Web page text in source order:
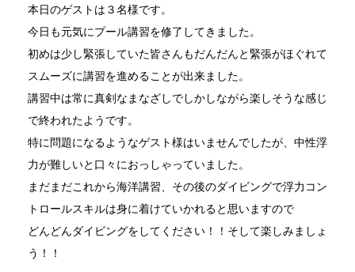
本日のゲストは３名様です。
今日も元気にプール講習を修了してきました。
初めは少し緊張していた皆さんもだんだんと緊張がほぐれて
スムーズに講習を進めることが出来ました。
講習中は常に真剣なまなざしでしかしながら楽しそうな感じ
で終われたようです。
特に問題になるようなゲスト様はいませんでしたが、中性浮
力が難しいと口々におっしゃっていました。
まだまだこれから海洋講習、その後のダイビングで浮力コン
トロールスキルは身に着けていかれると思いますので
どんどんダイビングをしてください！！そして楽しみましょ
う！！